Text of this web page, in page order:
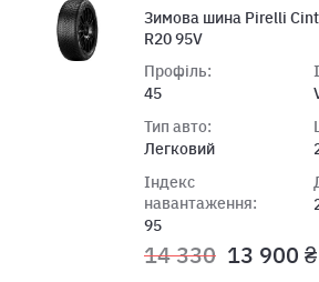
Зимова шина Pirelli
R20 95V
Профіль:
45
Тип авто:
Легковий
Індекс
навантаження:
95
14 330 13 900 ₴